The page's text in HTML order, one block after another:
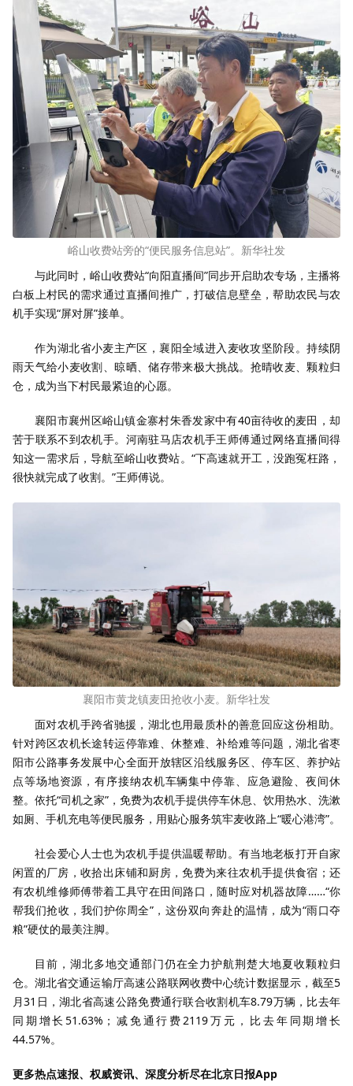
峪山收费站旁的“便民服务信息站”。新华社发
与此同时，峪山收费站“向阳直播间”同步开启助农专场，主播将
白板上村民的需求通过直播间推广，打破信息壁垒，帮助农民与农
机手实现“屏对屏”接单。
作为湖北省小麦主产区，襄阳全域进入麦收攻坚阶段。持续阴
雨天气给小麦收割、晾晒、储存带来极大挑战。抢晴收麦、颗粒归
仓，成为当下村民最紧迫的心愿。
襄阳市襄州区峪山镇金寨村朱香发家中有40亩待收的麦田，却
苦于联系不到农机手。河南驻马店农机手王师傅通过网络直播间得
知这一需求后，导航至峪山收费站。“下高速就开工，没跑冤枉路，
很快就完成了收割。”王师傅说。
襄阳市黄龙镇麦田抢收小麦。新华社发
面对农机手跨省驰援，湖北也用最质朴的善意回应这份相助。
针对跨区农机长途转运停靠难、休整难、补给难等问题，湖北省枣
阳市公路事务发展中心全面开放辖区沿线服务区、停车区、养护站
点等场地资源，有序接纳农机车辆集中停靠、应急避险、夜间休
整。依托“司机之家”，免费为农机手提供停车休息、饮用热水、洗漱
如厕、手机充电等便民服务，用贴心服务筑牢麦收路上“暖心港湾”。
社会爱心人士也为农机手提供温暖帮助。有当地老板打开自家
闲置的厂房，收拾出床铺和厨房，免费为来往农机手提供食宿；还
有农机维修师傅带着工具守在田间路口，随时应对机器故障……“你
帮我们抢收，我们护你周全”，这份双向奔赴的温情，成为“雨口夺
粮”硬仗的最美注脚。
目前，湖北多地交通部门仍在全力护航荆楚大地夏收颗粒归
仓。湖北省交通运输厅高速公路联网收费中心统计数据显示，截至5
月31日，湖北省高速公路免费通行联合收割机车8.79万辆，比去年
同期增长51.63%；减免通行费2119万元，比去年同期增长
44.57%。
更多热点速报、权威资讯、深度分析尽在北京日报App